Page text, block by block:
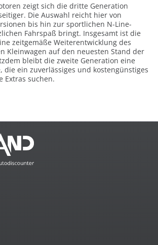
zeigt sich die dritte Generation
Die Auswahl reicht hier von
bis hin zur sportlichen N-Line-
Fahrspaß bringt. Insgesamt ist die
zeitgemäße Weiterentwicklung des
Kleinwagen auf den neuesten Stand der
bleibt die zweite Generation eine
die ein zuverlässiges und kostengünstiges
Extras suchen.